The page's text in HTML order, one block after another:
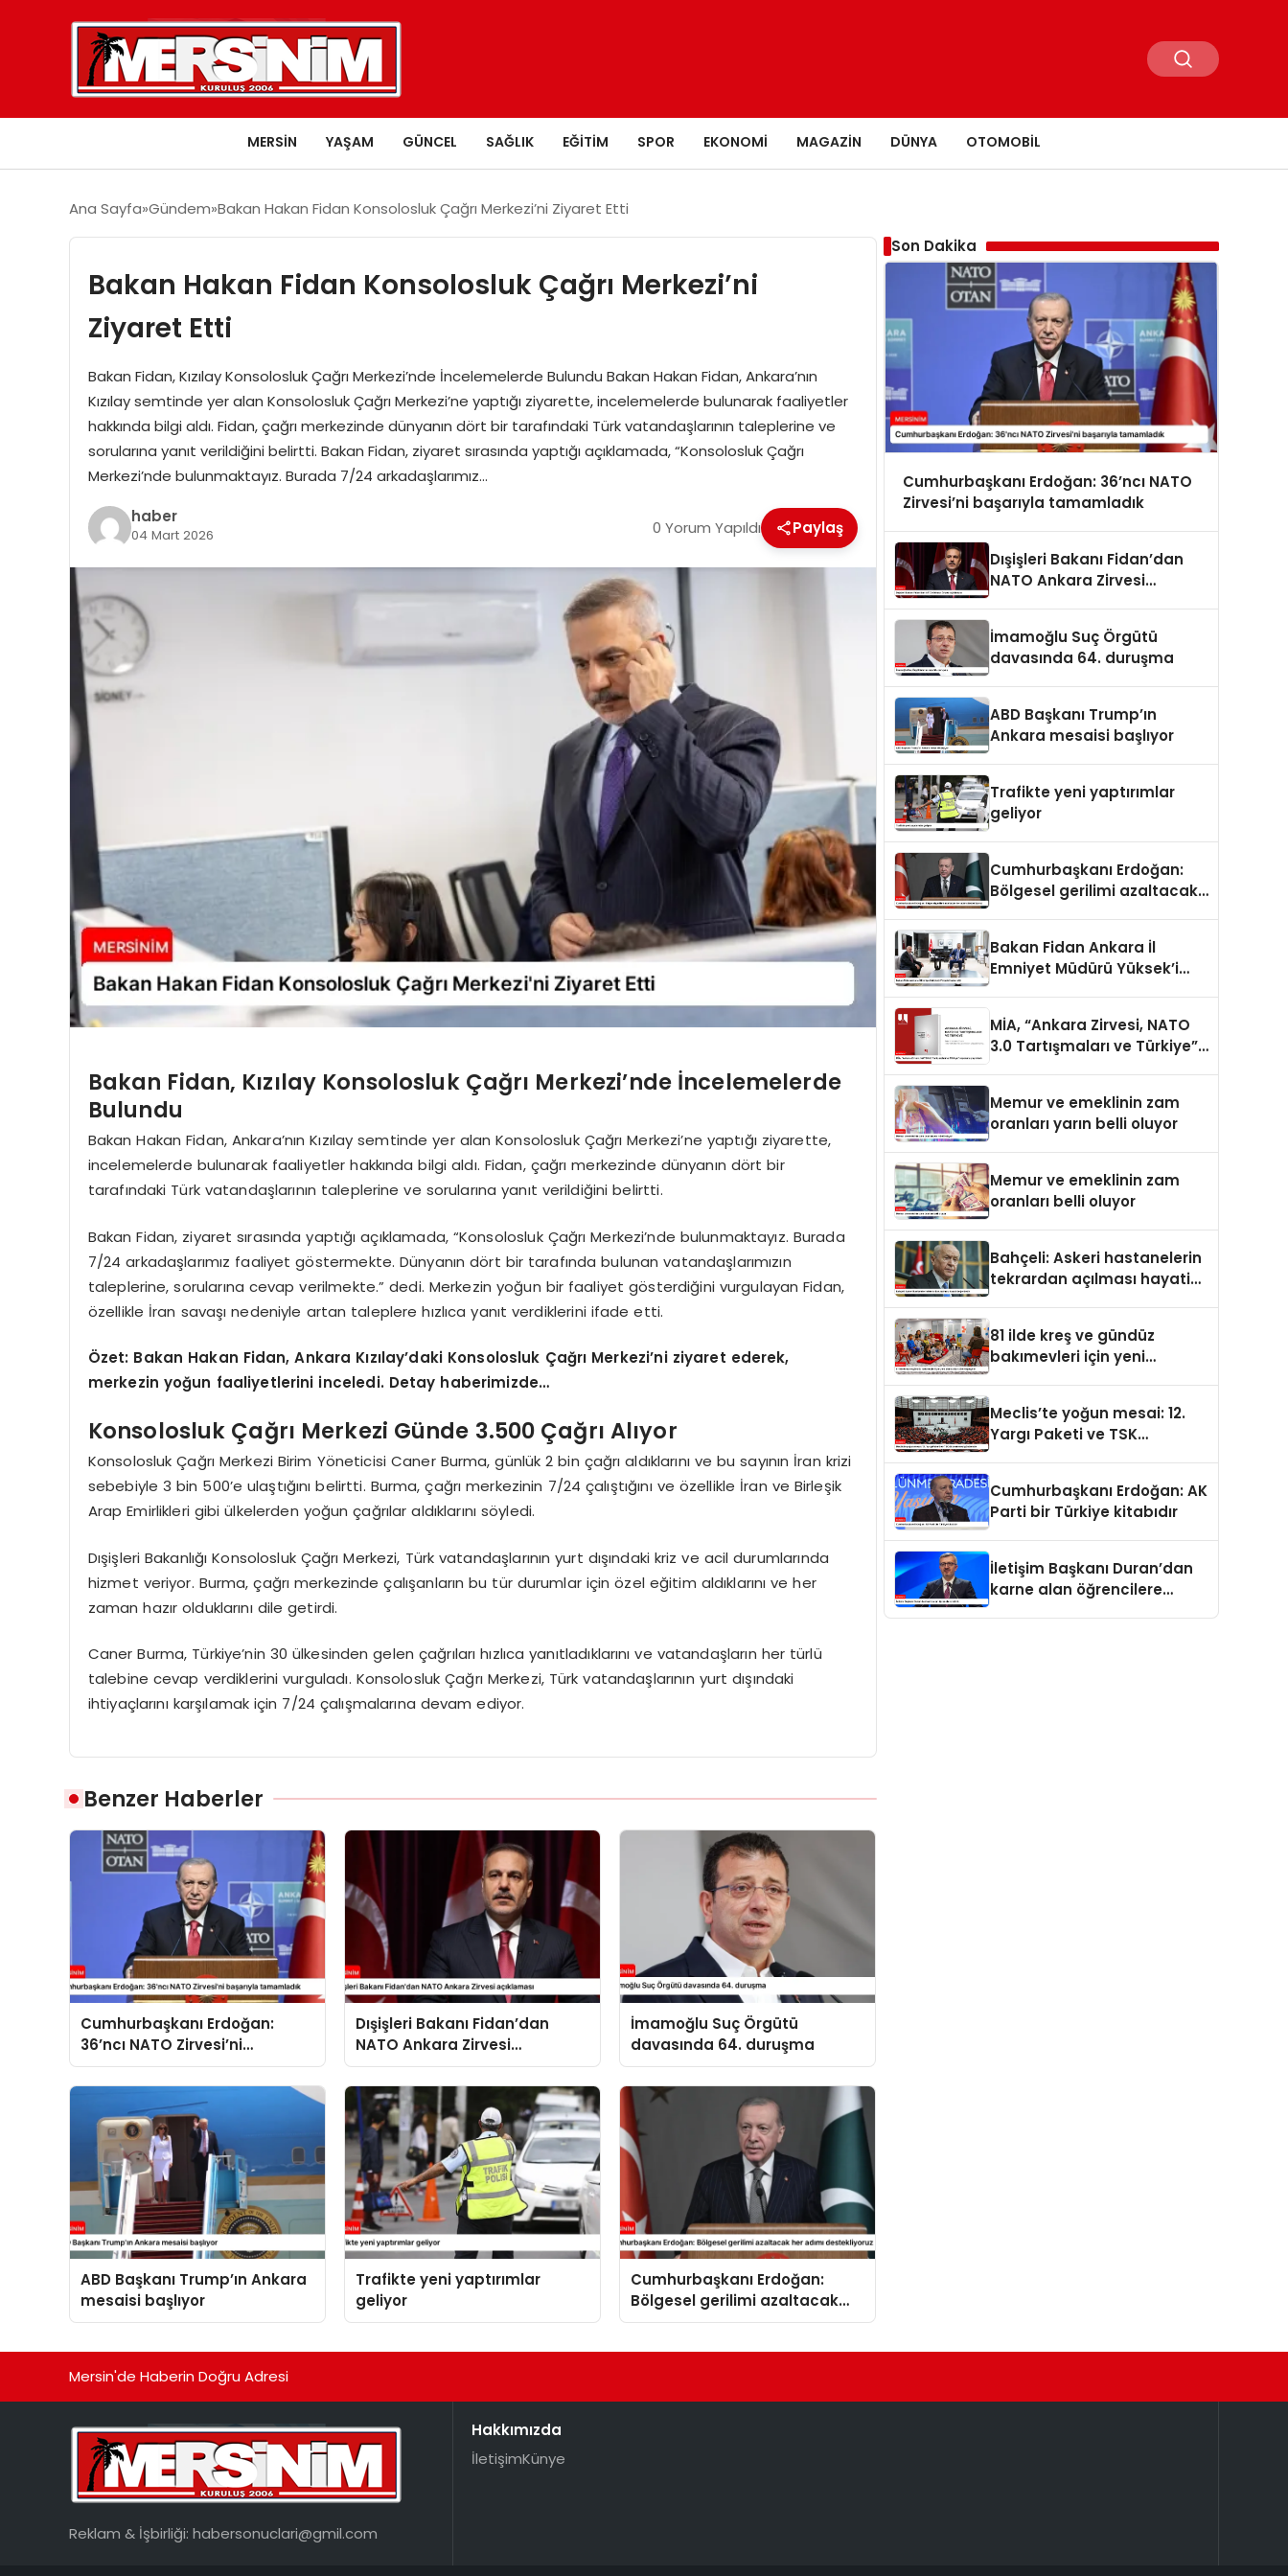
MERSIN YAŞAM GÜNCEL SAĞLIK EĞITIM SPOR EKONOMI MAGAZIN DÜNYA OTOMOBIL
Ana Sayfa Gündem Bakan Hakan Fidan Konsolosluk Çağrı Merkezi’ni Ziyaret Etti
Bakan Hakan Fidan Konsolosluk Çağrı Merkezi’ni
Ziyaret Etti
Bakan Fidan, Kızılay Konsolosluk Çağrı Merkezi’nde İncelemelerde Bulundu Bakan Hakan Fidan, Ankara’nın
Kızılay semtinde yer alan Konsolosluk Çağrı Merkezi’ne yaptığı ziyarette, incelemelerde bulunarak faaliyetler
hakkında bilgi aldı. Fidan, çağrı merkezinde dünyanın dört bir tarafındaki Türk vatandaşlarının taleplerine ve
sorularına yanıt verildiğini belirtti. Bakan Fidan, ziyaret sırasında yaptığı açıklamada, “Konsolosluk Çağrı
Merkezi’nde bulunmaktayız. Burada 7/24 arkadaşlarımız…
haber
04 Mart 2026 0 Yorum Yapıldı Paylaş
Bakan Fidan, Kızılay Konsolosluk Çağrı Merkezi’nde İncelemelerde
Bulundu
Bakan Hakan Fidan, Ankara’nın Kızılay semtinde yer alan Konsolosluk Çağrı Merkezi’ne yaptığı ziyarette,
incelemelerde bulunarak faaliyetler hakkında bilgi aldı. Fidan, çağrı merkezinde dünyanın dört bir
tarafındaki Türk vatandaşlarının taleplerine ve sorularına yanıt verildiğini belirtti.
Bakan Fidan, ziyaret sırasında yaptığı açıklamada, “Konsolosluk Çağrı Merkezi’nde bulunmaktayız. Burada
7/24 arkadaşlarımız faaliyet göstermekte. Dünyanın dört bir tarafında bulunan vatandaşlarımızın
taleplerine, sorularına cevap verilmekte.” dedi. Merkezin yoğun bir faaliyet gösterdiğini vurgulayan Fidan,
özellikle İran savaşı nedeniyle artan taleplere hızlıca yanıt verdiklerini ifade etti.
Özet: Bakan Hakan Fidan, Ankara Kızılay’daki Konsolosluk Çağrı Merkezi’ni ziyaret ederek,
merkezin yoğun faaliyetlerini inceledi. Detay haberimizde…
Konsolosluk Çağrı Merkezi Günde 3.500 Çağrı Alıyor
Konsolosluk Çağrı Merkezi Birim Yöneticisi Caner Burma, günlük 2 bin çağrı aldıklarını ve bu sayının İran krizi
sebebiyle 3 bin 500’e ulaştığını belirtti. Burma, çağrı merkezinin 7/24 çalıştığını ve özellikle İran ve Birleşik
Arap Emirlikleri gibi ülkelerden yoğun çağrılar aldıklarını söyledi.
Dışişleri Bakanlığı Konsolosluk Çağrı Merkezi, Türk vatandaşlarının yurt dışındaki kriz ve acil durumlarında
hizmet veriyor. Burma, çağrı merkezinde çalışanların bu tür durumlar için özel eğitim aldıklarını ve her
zaman hazır olduklarını dile getirdi.
Caner Burma, Türkiye’nin 30 ülkesinden gelen çağrıları hızlıca yanıtladıklarını ve vatandaşların her türlü
talebine cevap verdiklerini vurguladı. Konsolosluk Çağrı Merkezi, Türk vatandaşlarının yurt dışındaki
ihtiyaçlarını karşılamak için 7/24 çalışmalarına devam ediyor.
Benzer Haberler
Cumhurbaşkanı Erdoğan:
36’ncı NATO Zirvesi’ni
başarıyla tamamladık
Dışişleri Bakanı Fidan’dan
NATO Ankara Zirvesi
açıklaması
İmamoğlu Suç Örgütü
davasında 64. duruşma
ABD Başkanı Trump’ın Ankara
mesaisi başlıyor
Trafikte yeni yaptırımlar
geliyor
Cumhurbaşkanı Erdoğan:
Bölgesel gerilimi azaltacak
her adımı destekliyoruz
Son Dakika
Cumhurbaşkanı Erdoğan: 36’ncı NATO
Zirvesi’ni başarıyla tamamladık
Dışişleri Bakanı Fidan’dan
NATO Ankara Zirvesi
İmamoğlu Suç Örgütü
davasında 64. duruşma
ABD Başkanı Trump’ın
Ankara mesaisi başlıyor
Trafikte yeni yaptırımlar
geliyor
Cumhurbaşkanı Erdoğan:
Bölgesel gerilimi azaltacak
Bakan Fidan Ankara İl
Emniyet Müdürü Yüksek’i
MİA, “Ankara Zirvesi, NATO
3.0 Tartışmaları ve Türkiye”
Memur ve emeklinin zam
oranları yarın belli oluyor
Memur ve emeklinin zam
oranları belli oluyor
Bahçeli: Askeri hastanelerin
tekrardan açılması hayati
81 ilde kreş ve gündüz
bakımevleri için yeni
Meclis’te yoğun mesai: 12.
Yargı Paketi ve TSK
Cumhurbaşkanı Erdoğan: AK
Parti bir Türkiye kitabıdır
İletişim Başkanı Duran’dan
karne alan öğrencilere
Mersin'de Haberin Doğru Adresi
Reklam & İşbirliği: habersonuclari@gmil.com
Hakkımızda
İletişimKünye